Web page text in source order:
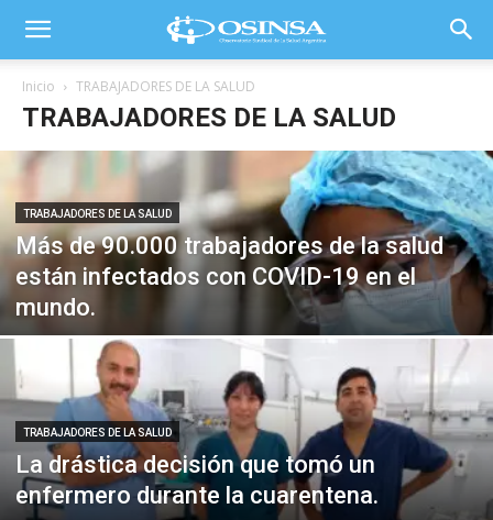
Inicio TRABAJADORES DE LA SALUD
TRABAJADORES DE LA SALUD
TRABAJADORES DE LA SALUD
Más de 90.000 trabajadores de la salud
están infectados con COVID-19 en el
mundo.
TRABAJADORES DE LA SALUD
La drástica decisión que tomó un
enfermero durante la cuarentena.